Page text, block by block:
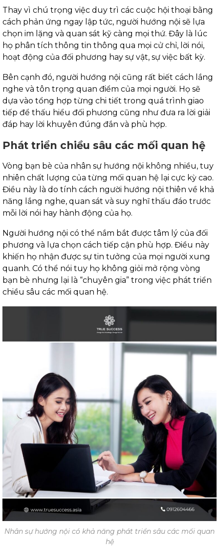
Thay vì chú trọng việc duy trì các cuộc hội thoại bằng
cách phản ứng ngay lập tức, người hướng nội sẽ lựa
chọn im lặng và quan sát kỹ càng mọi thứ. Đây là lúc
họ phân tích thông tin thông qua mọi cử chỉ, lời nói,
hoạt động của đối phương hay sự vật, sự việc bất kỳ.
Bên cạnh đó, người hướng nội cũng rất biết cách lắng
nghe và tôn trọng quan điểm của mọi người. Họ sẽ
dựa vào tổng hợp từng chi tiết trong quá trình giao
tiếp để thấu hiểu đối phương cũng như đưa ra lời giải
đáp hay lời khuyên đúng đắn và phù hợp.
Phát triển chiều sâu các mối quan hệ
Vòng bạn bè của nhân sự hướng nội không nhiều, tuy
nhiên chất lượng của từng mối quan hệ lại cực kỳ cao.
Điều này là do tính cách người hướng nội thiên về khả
năng lắng nghe, quan sát và suy nghĩ thấu đáo trước
mỗi lời nói hay hành động của họ.
Người hướng nội có thể nắm bắt được tâm lý của đối
phương và lựa chọn cách tiếp cận phù hợp. Điều này
khiến họ nhận được sự tin tưởng của mọi người xung
quanh. Có thể nói tuy họ không giỏi mở rộng vòng
bạn bè nhưng lại là “chuyên gia” trong việc phát triển
chiều sâu các mối quan hệ.
Nhân sự hướng nội có khả năng phát triển sâu các mối quan
hệ